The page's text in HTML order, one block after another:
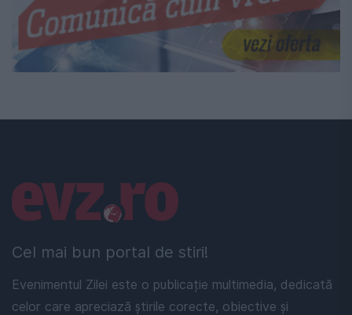
Cel mai bun portal de stiri!
Evenimentul Zilei este o publicație multimedia, dedicată
celor care apreciază știrile corecte, obiective și
Linkuri utile